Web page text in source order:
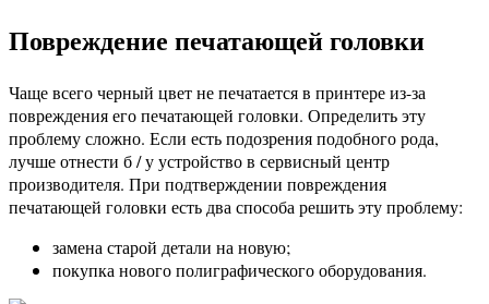
Повреждение печатающей головки
Чаще всего черный цвет не печатается в принтере из-за
повреждения его печатающей головки. Определить эту
проблему сложно. Если есть подозрения подобного рода,
лучше отнести б / у устройство в сервисный центр
производителя. При подтверждении повреждения
печатающей головки есть два способа решить эту проблему:
замена старой детали на новую;
покупка нового полиграфического оборудования.